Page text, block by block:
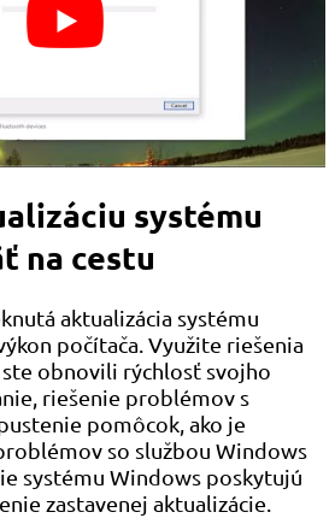
systému
na cestu
aktualizácia systému
počítača. Využite riešenia
ste obnovili rýchlosť svojho
riešenie problémov s
pomôcok, ako je
so službou Windows
systému Windows poskytujú
zastavenej aktualizácie.